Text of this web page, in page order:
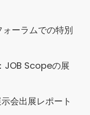
ォーラムでの特別
JOB Scopeの展
会出展レポート